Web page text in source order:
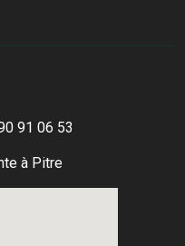
91 06 53
à Pitre